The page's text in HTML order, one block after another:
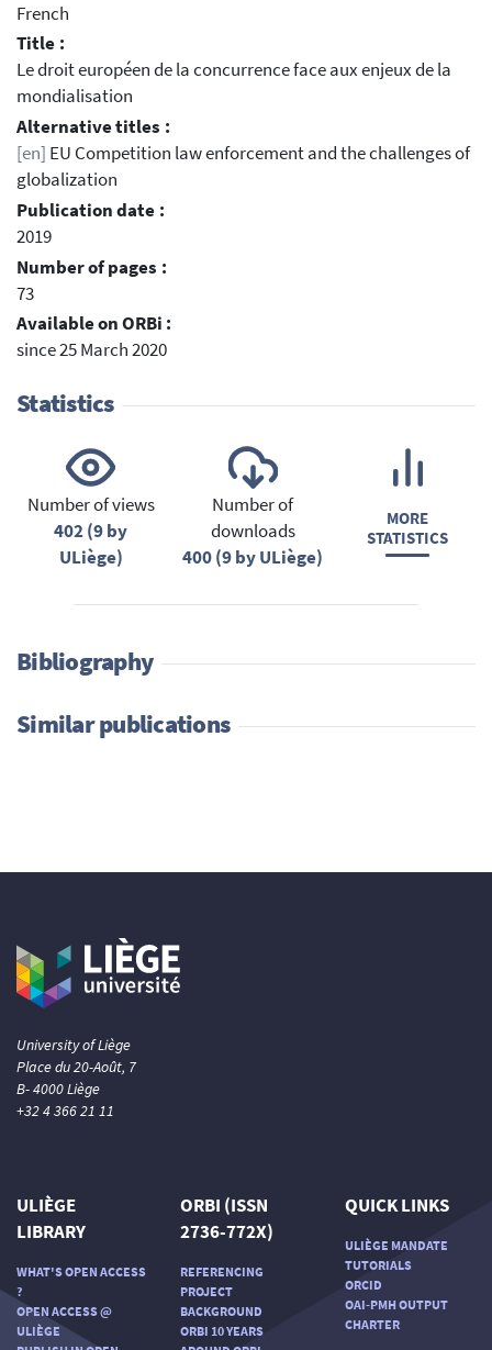
French
Title :
Le droit européen de la concurrence face aux enjeux de la
mondialisation
Alternative titles :
[en] EU Competition law enforcement and the challenges of
globalization
Publication date :
2019
Number of pages :
73
Available on ORBi :
since 25 March 2020
Statistics
Number of views
402 (9 by
ULiège)
Number of
downloads
400 (9 by ULiège)
MORE
STATISTICS
Bibliography
Similar publications
University of Liège
Place du 20-Août, 7
B- 4000 Liège
+32 4 366 21 11
ULIÈGE
LIBRARY
WHAT'S OPEN ACCESS
?
OPEN ACCESS @
ULIÈGE
ORBI (ISSN
2736-772X)
REFERENCING
PROJECT
BACKGROUND
ORBI 10 YEARS
QUICK LINKS
ULIÈGE MANDATE
TUTORIALS
ORCID
OAI-PMH OUTPUT
CHARTER